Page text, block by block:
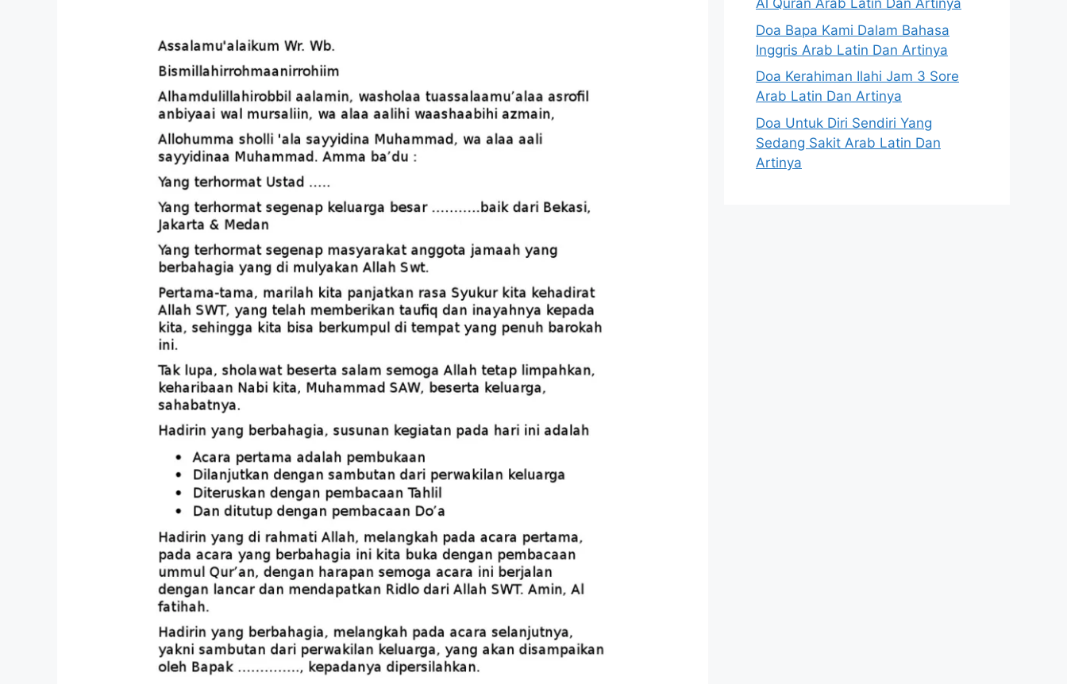
Al Quran Arab Latin Dan Artinya
Doa Bapa Kami Dalam Bahasa
Inggris Arab Latin Dan Artinya
Doa Kerahiman Ilahi Jam 3 Sore
Arab Latin Dan Artinya
Doa Untuk Diri Sendiri Yang
Sedang Sakit Arab Latin Dan
Artinya